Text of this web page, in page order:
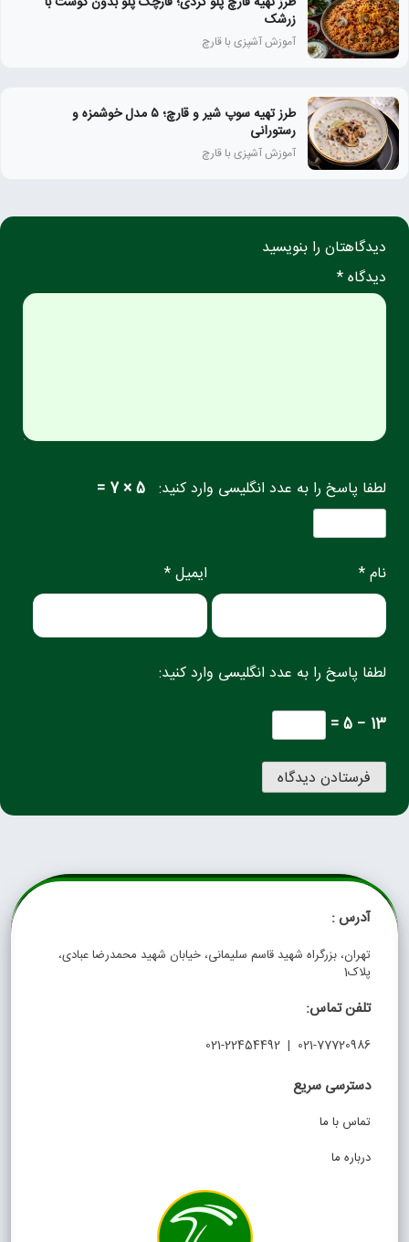
زرشک
آموزش آشپزی با قارچ
طرز تهیه سوپ شیر و قارچ؛ ۵ مدل خوشمزه و
رستورانی
آموزش آشپزی با قارچ
دیدگاهتان را بنویسید
دیدگاه *
لطفا پاسخ را به عدد انگلیسی وارد کنید: 5 × 7 =
نام * ایمیل *
لطفا پاسخ را به عدد انگلیسی وارد کنید:
13 − 5 =
آدرس :
تهران، بزرگراه شهید قاسم سلیمانی، خیابان شهید محمدرضا عبادی،
پلاک1
تلفن تماس:
021-77720986 | 021-22454492
دسترسی سریع
تماس با ما
درباره ما